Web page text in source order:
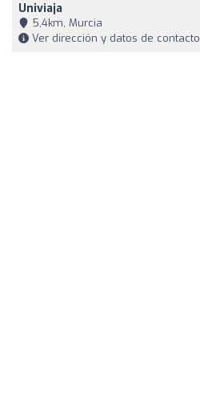
Univiaja
5,4km, Murcia
Ver dirección y datos de contacto